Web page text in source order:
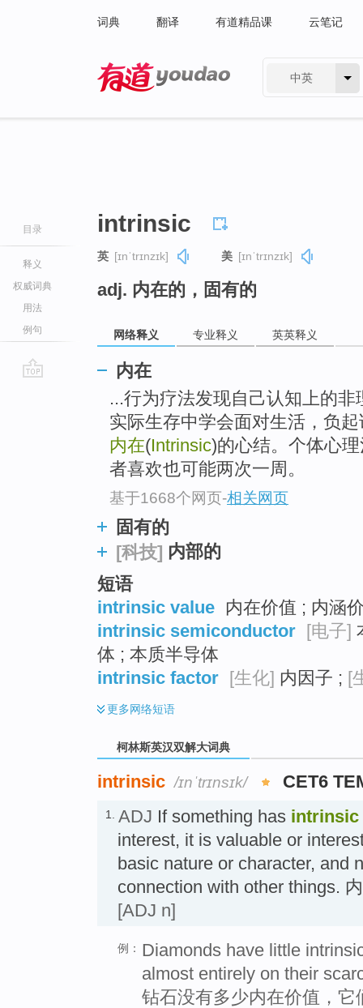
词典 翻译 有道精品课 云笔记
中英
目录
释义
权威词典
用法
例句
intrinsic
英 [ɪnˈtrɪnzɪk] 美 [ɪnˈtrɪnzɪk]
adj. 内在的，固有的
网络释义 专业释义 英英释义
内在
...行为疗法发现自己认知上的
实际生存中学会面对生活，负
内在(Intrinsic)的心结。个体心
者喜欢也可能两次一周。
基于1668个网页-相关网页
固有的
[科技] 内部的
短语
intrinsic value 内在价值 ; 内涵
intrinsic semiconductor [电子]
体 ; 本质半导体
intrinsic factor [生化] 内因子 ; [
更多网络短语
柯林斯英汉双解大词典
intrinsic /ɪnˈtrɪnsɪk/ CET6
1. ADJ If something has intrinsic
interest, it is valuable or
basic nature or character, and
connection with other things.
[ADJ n]
例： Diamonds have little
almost entirely on their
钻石没有多少内在价值，